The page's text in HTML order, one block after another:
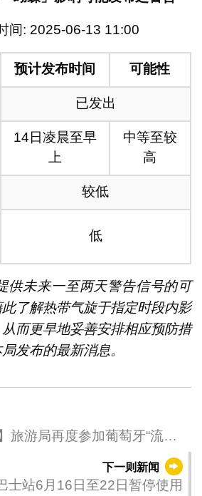
间: 2025-06-13 11:00
预计发布时间 可能性
已发出
14日凌晨至早
上
中等至较
高
较低
低
供未来一至两天警告信号的可
了解热带气旋于指定时段内影
而更早地妥善安排相应预防措
发布的最新消息。
旅游局再度参加葡萄牙“流行
下一则新闻
士站6月16日至22日暂停使用